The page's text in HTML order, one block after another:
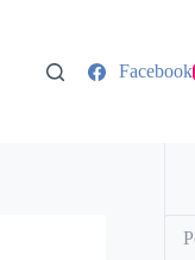
Facebook